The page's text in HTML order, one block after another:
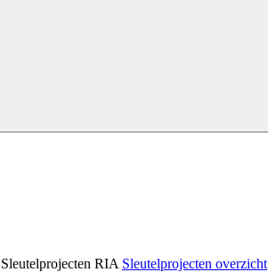
Sleutelprojecten RIA Sleutelprojecten overzicht